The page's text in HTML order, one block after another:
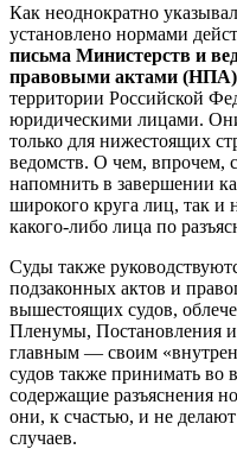
Как неоднократно
установлено нормами
письма Министерств и
правовыми актами
территории Российской
юридическими лицами.
только для нижестоящих
ведомств. О чем, впрочем,
напомнить в завершении
широкого круга лиц, так и
какого-либо лица по
Суды также
подзаконных актов и
вышестоящих судов,
Пленумы, Постановления
главным — своим
судов также принимать во
содержащие разъяснения
они, к счастью, и не
случаев.